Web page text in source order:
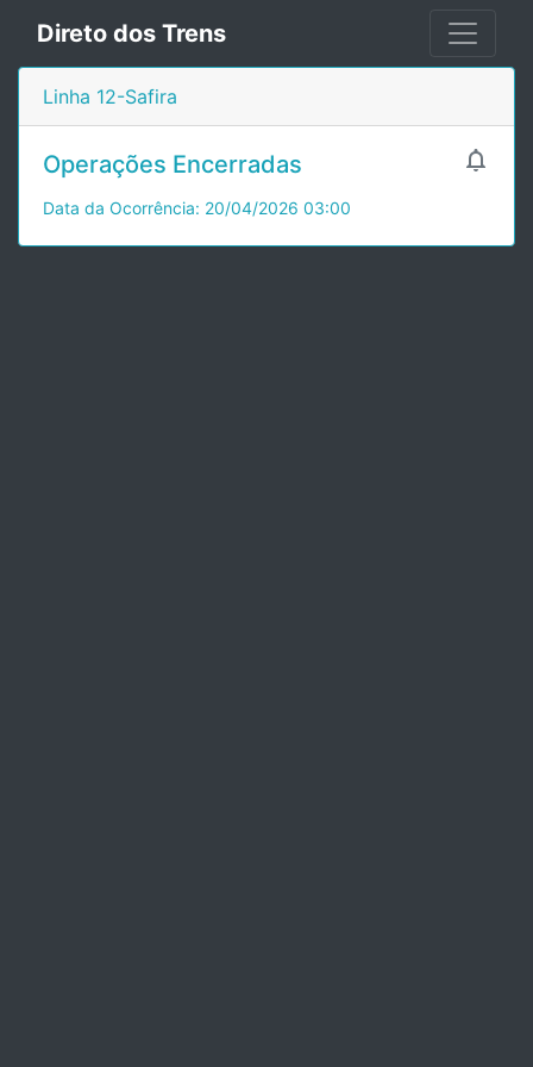
Direto dos Trens
Linha 12-Safira

Operações Encerradas
Data da Ocorrência: 20/04/2026 03:00